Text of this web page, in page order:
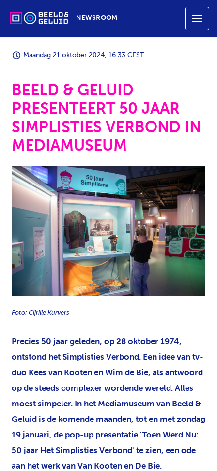
NEWSROOM
Maandag 21 oktober 2024, 16:33 CEST
BEELD & GELUID
PRESENTEERT 50 JAAR
SIMPLISTIES VERBOND IN
MEDIAMUSEUM
Foto: Cijrille Kurvers
Precies 50 jaar geleden, op 28 oktober 1974,
ontstond het Simplisties Verbond. Een idee van tv-
duo Kees van Kooten en Wim de Bie, als antwoord
op de steeds complexer wordende wereld. Alles
moest simpeler. In het Mediamuseum van Beeld &
Geluid is de komende maanden, tot en met zondag
19 januari, de pop-up presentatie 'Toen Werd Nu:
50 jaar Het Simplisties Verbond' te zien, een ode
aan het werk van Van Kooten en De Bie.